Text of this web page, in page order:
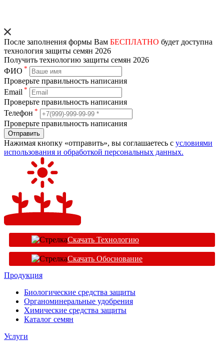
После заполнения формы Вам БЕСПЛАТНО будет доступна
технология защиты семян 2026
Получить технологию защиты семян 2026
ФИО *
Проверьте правильность написания
Email *
Проверьте правильность написания
Телефон *
Проверьте правильность написания
Отправить
Нажимая кнопку «отправить», вы соглашаетесь с условиями
использования и обработкой персональных данных.
Скачать Технологию
Скачать Обоснование
Продукция
Биологические средства защиты
Органоминеральные удобрения
Химические средства защиты
Каталог семян
Услуги